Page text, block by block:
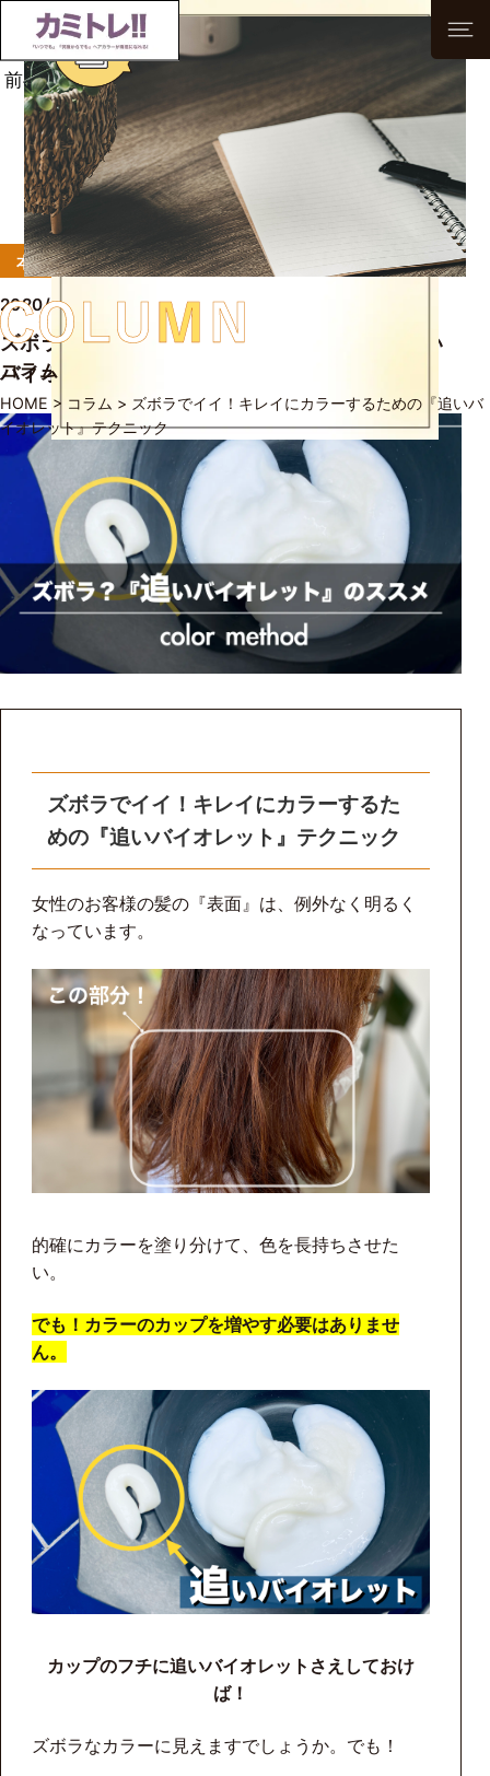
コラム
HOME > コラム > ズボラでイイ！キレイにカラーするための『追いバ
イオレット』テクニック
一覧へ
前へ 次へ
本音に応えるテクニック
2020/06/30
ズボラでイイ！キレイにカラーするための『追い
バイオレット』テクニック
ズボラでイイ！キレイにカラーするた
めの『追いバイオレット』テクニック
女性のお客様の髪の『表面』は、例外なく明るく
なっています。
的確にカラーを塗り分けて、色を長持ちさせた
い。
でも！カラーのカップを増やす必要はありませ
ん。
カップのフチに追いバイオレットさえしておけ
ば！
ズボラなカラーに見えますでしょうか。でも！